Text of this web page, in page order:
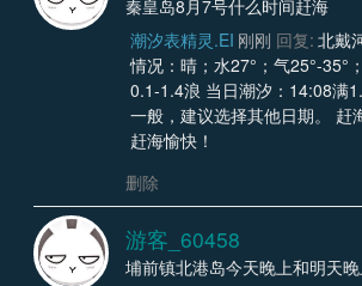
秦皇岛8月7号什么时间赶海
潮汐表精灵.EI 刚刚 回复: 北戴
情况：晴；水27°；气25°-35°
0.1-1.4浪 当日潮汐：14:08满
一般，建议选择其他日期。 赶
赶海愉快！
删除
游客_60458
埔前镇北港岛今天晚上和明天